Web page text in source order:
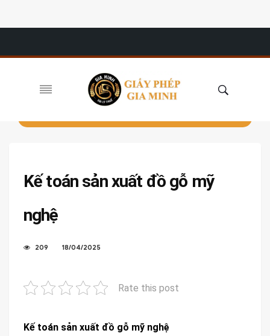
Kế toán sản xuất đồ gỗ mỹ
nghệ
209 18/04/2025
Rate this post
Kế toán sản xuất đồ gỗ mỹ nghệ